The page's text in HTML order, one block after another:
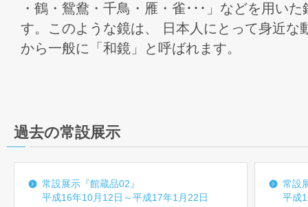
・鶴・鴛鴦・千鳥・雁・雀･･･」などを用い
す。このような鏡は、 日本人にとって身近な
から一般に「和鏡」と呼ばれます。
過去の常設展示
常設展示『館蔵品02』
平成16年10月12日～平成17年1月22日
常設
平成